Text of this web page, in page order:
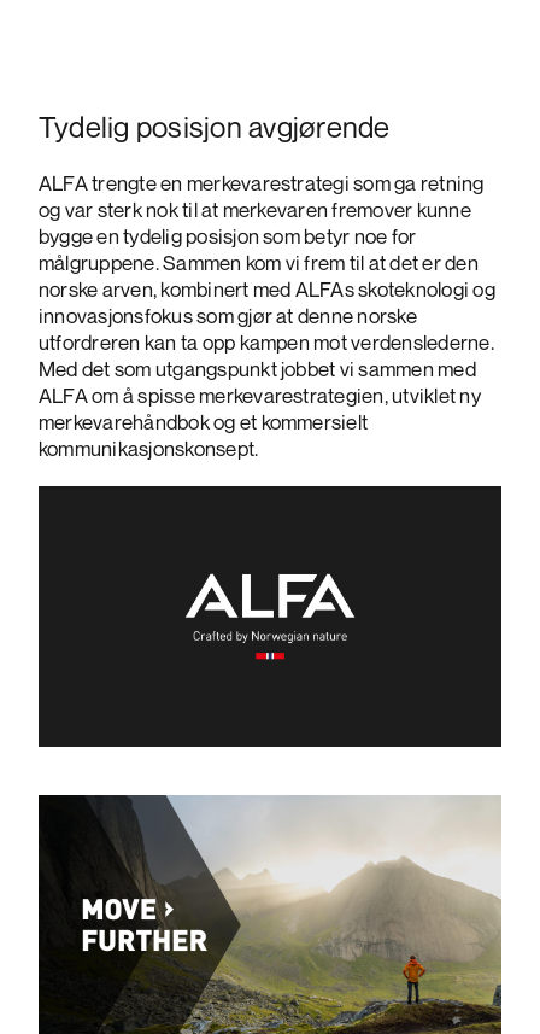
Tydelig posisjon avgjørende
ALFA trengte en merkevarestrategi som ga retning
og var sterk nok til at merkevaren fremover kunne
bygge en tydelig posisjon som betyr noe for
målgruppene. Sammen kom vi frem til at det er den
norske arven, kombinert med ALFAs skoteknologi og
innovasjonsfokus som gjør at denne norske
utfordreren kan ta opp kampen mot verdenslederne.
Med det som utgangspunkt jobbet vi sammen med
ALFA om å spisse merkevarestrategien, utviklet ny
merkevarehåndbok og et kommersielt
kommunikasjonskonsept.